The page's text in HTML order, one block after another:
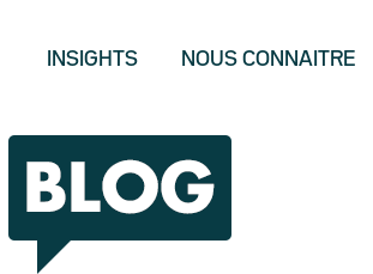
INSIGHTS NOUS CONNAITRE